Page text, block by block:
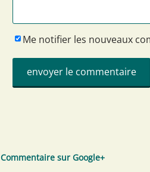
Me notifier les nouveaux
Commentaire sur Google+